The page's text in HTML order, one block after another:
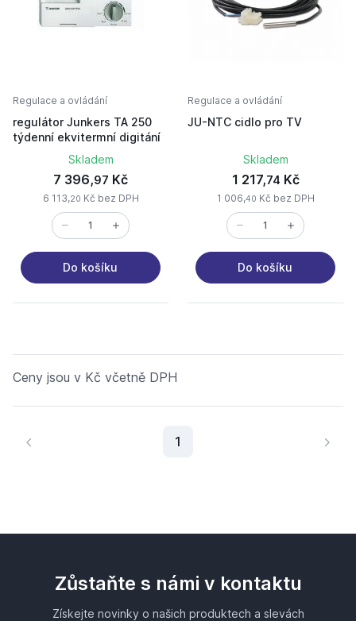
Regulace a ovládání
regulátor Junkers TA 250
týdenní ekvitermní digitání
Skladem
7 396,97 Kč
6 113,20 Kč bez DPH
Do košíku
Regulace a ovládání
JU-NTC cidlo pro TV
Skladem
1 217,74 Kč
1 006,40 Kč bez DPH
Do košíku
Ceny jsou v Kč včetně DPH
1
Zůstaňte s námi v kontaktu
Získejte novinky o našich produktech a slevách